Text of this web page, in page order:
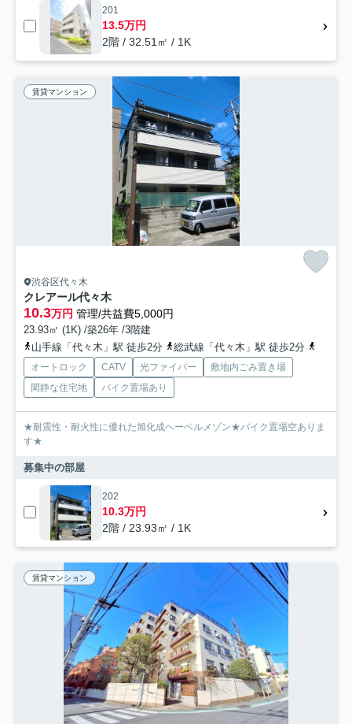
201
13.5万円
2階 / 32.51㎡ / 1K
賃貸マンション
渋谷区代々木
クレアール代々木
10.3万円 管理/共益費5,000円
23.93㎡ (1K) /築26年 /3階建
山手線「代々木」駅 徒歩2分
総武線「代々木」駅 徒歩2分
オートロック CATV 光ファイバー
敷地内ごみ置き場
閑静な住宅地
バイク置場あり
★耐震性・耐火性に優れた旭化成ヘーベルメゾン★バイク置場空ありま
す★
募集中の部屋
202
10.3万円
2階 / 23.93㎡ / 1K
賃貸マンション